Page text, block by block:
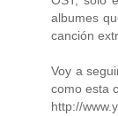
albumes
canción
Voy a
como esta
http://